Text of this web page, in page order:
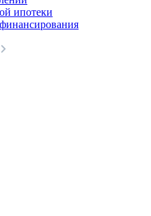
ипотеки